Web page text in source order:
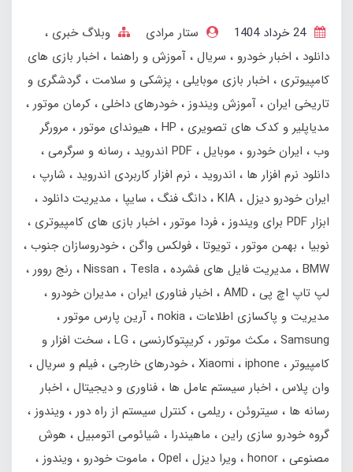
24 خرداد 1404 ستار مرادی
وبلاگ خبری
دانلود
اخبار خودرو سریال آموزش و راهنما
اخبار بازی های
کامپیوتری
اخبار بازی موبایلی پزشکی و سلامت گردشگری و
تاریخی ایران آموزش ویندوز خودرهای داخلی کرمان موتور
مدیاپلیر و کدک های تصویری
HP هیوندای موتور
مرورگر
وب
ایران خودرو موبایل PDF اندروید
رسانه و سرگرمی
دانلود نرم افزار ها
اندروید نرم افزار کاربردی اندروید
شارپ
ایران خودرو دیزل KIA دانگ فنگ سایپا
مدیریت دانلود
ابزار PDF برای ویندوز
فردا موتور
اخبار بازی های کامپیوتری
نوبیا
بهمن‌ موتور تویوتا فولکس واگن خودروسازان جنوب
BMW
مدیریت فایل های فشرده Nissan Tesla
رنج‌ روور
لپ تاپ اچ پی
AMD اخبار فناوری ایران
مدیران خودرو
مدیریت و پاکسازی اطلاعات nokia آرین پارس موتور
Samsung
مکث موتور کریپتوکارنسی LG
سخت افزار و
کامپیوتر
Xiaomi iphone خودرهای خارجی فیلم و سریال
وان پلاس
اخبار سیستم عامل ها فناوری و دیجیتال
اخبار
رسانه ها
سیتروئن ریلمی کنترل سیستم از راه دور ویندوز
گروه خودرو سازی راین
ماهیندرا شیائومی اتومبیل
هوش
مصنوعی honor ویرا دیزل Opel ماموت خودرو
ویندوز